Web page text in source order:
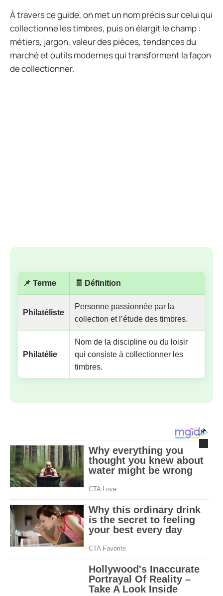
À travers ce guide, on met un nom précis sur celui qui
collectionne les timbres, puis on élargit le champ :
métiers, jargon, valeur des pièces, tendances du
marché et outils modernes qui transforment la façon
de collectionner.
📌 Terme 🧾 Définition
Philatéliste
Personne passionnée par la
collection et l’étude des timbres.
Philatélie
Nom de la discipline ou du loisir
qui consiste à collectionner les
timbres.
📌